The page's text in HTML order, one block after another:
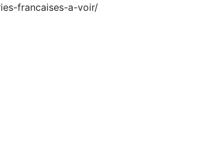
francaises-a-voir/